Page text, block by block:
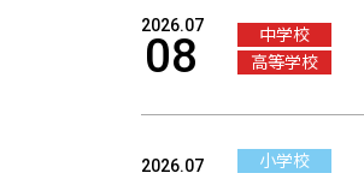
2026.07
08
中学校
高等学校
2026.07
小学校